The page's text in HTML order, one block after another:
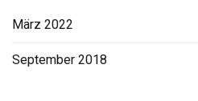
März 2022
September 2018